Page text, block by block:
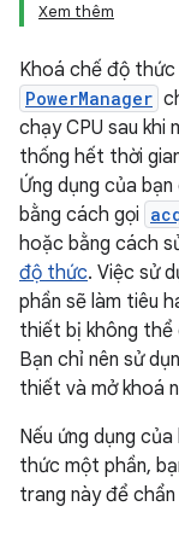
Xem thêm
Khoá chế độ
PowerManager
chạy CPU sau
thống hết thời
Ứng dụng của
bằng cách gọi
hoặc bằng cách
độ thức. Việc sử
phần sẽ làm tiêu
thiết bị không thể
Bạn chỉ nên sử
thiết và mở khoá
Nếu ứng dụng
thức một phần,
trang này để